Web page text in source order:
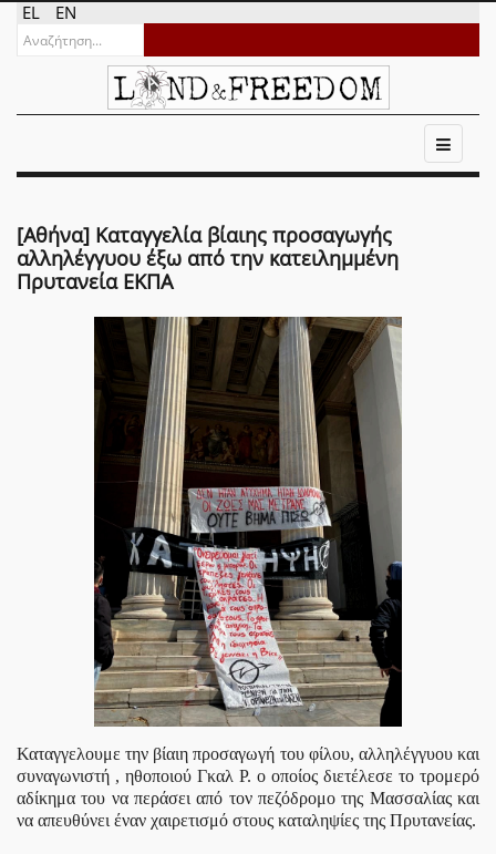
EL EN
[Αθήνα] Καταγγελία βίαιης προσαγωγής
αλληλέγγυου έξω από την κατειλημμένη
Πρυτανεία ΕΚΠΑ
Καταγγελουμε την βίαιη προσαγωγή του φίλου, αλληλέγγυου και
συναγωνιστή , ηθοποιού Γκαλ Ρ. ο οποίος διετέλεσε το τρομερό
αδίκημα του να περάσει από τον πεζόδρομο της Μασσαλίας και
να απευθύνει έναν χαιρετισμό στους καταληψίες της Πρυτανείας.